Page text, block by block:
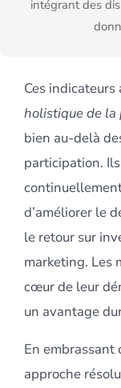
intégrant des
Ces
holistique de la
bien au-delà
participation.
d’améliorer le
le retour sur
marketing. Les
cœur de leur
un avantage
En embrassant
approche